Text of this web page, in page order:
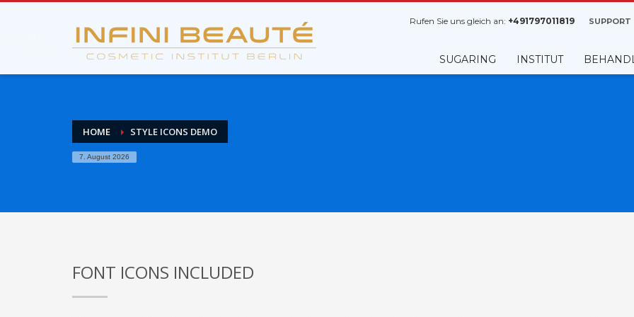
So bekommen Sie ein Termin bei uns schneller:
1
Suchen Sie bitte zuerst ein
2
Sie haben online kein
Rufen Sie uns gleich an: +491797011819 SUPPORT
SUGARING INSTITUT
HOME STYLE ICONS DEMO
7. August 2026
FONT ICONS INCLUDED